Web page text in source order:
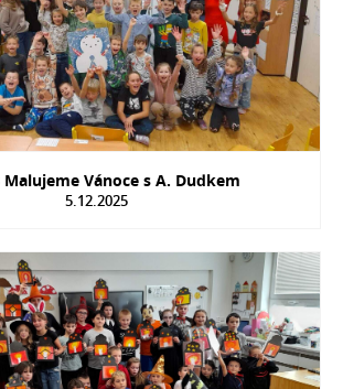
Malujeme Vánoce s A. Dudkem
5.12.2025